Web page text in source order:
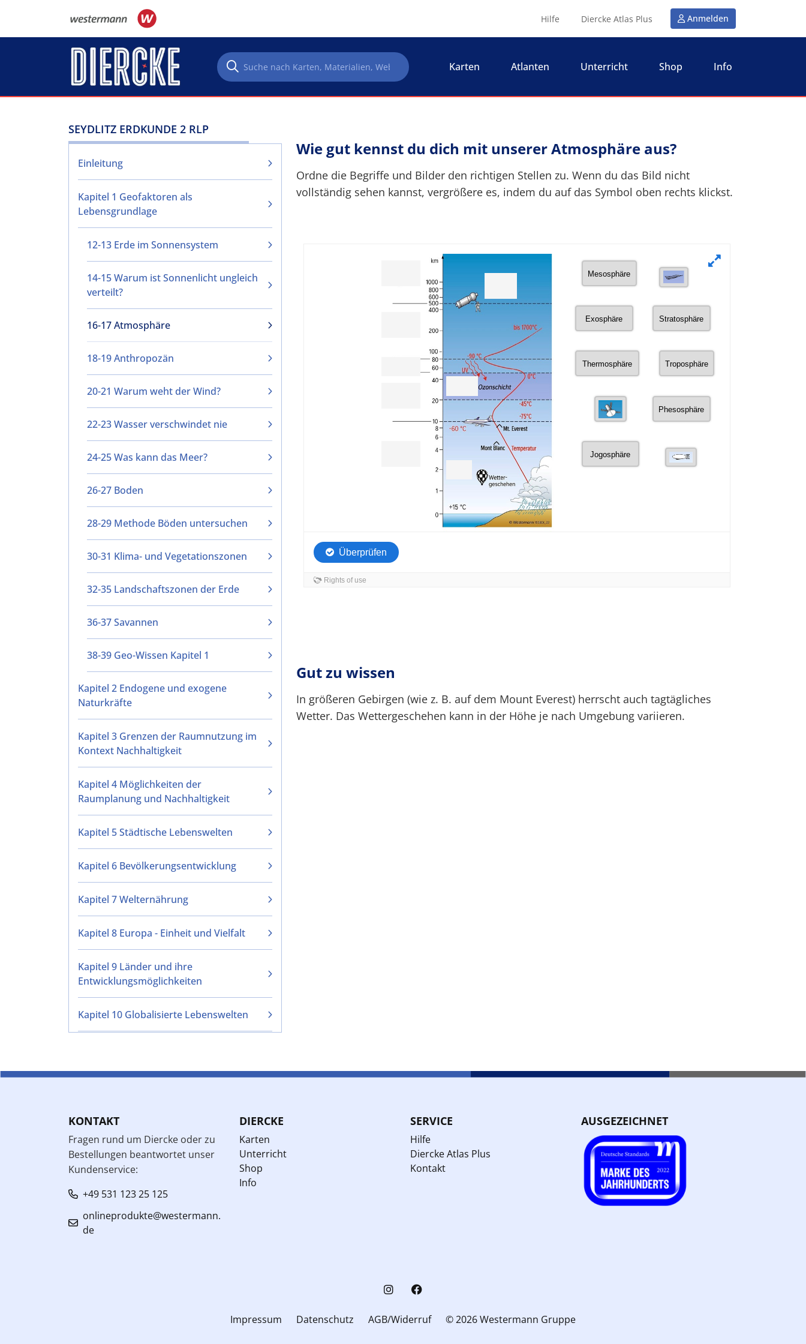
Hilfe Diercke Atlas Plus Anmelden
Karten Atlanten Unterricht Shop Info
SEYDLITZ ERDKUNDE 2 RLP
Einleitung
Kapitel 1 Geofaktoren als
Lebensgrundlage
12-13 Erde im Sonnensystem
14-15 Warum ist Sonnenlicht ungleich
verteilt?
16-17 Atmosphäre
18-19 Anthropozän
20-21 Warum weht der Wind?
22-23 Wasser verschwindet nie
24-25 Was kann das Meer?
26-27 Boden
28-29 Methode Böden untersuchen
30-31 Klima- und Vegetationszonen
32-35 Landschaftszonen der Erde
36-37 Savannen
38-39 Geo-Wissen Kapitel 1
Kapitel 2 Endogene und exogene
Naturkräfte
Kapitel 3 Grenzen der Raumnutzung im
Kontext Nachhaltigkeit
Kapitel 4 Möglichkeiten der
Raumplanung und Nachhaltigkeit
Kapitel 5 Städtische Lebenswelten
Kapitel 6 Bevölkerungsentwicklung
Kapitel 7 Welternährung
Kapitel 8 Europa - Einheit und Vielfalt
Kapitel 9 Länder und ihre
Entwicklungsmöglichkeiten
Kapitel 10 Globalisierte Lebenswelten
Wie gut kennst du dich mit unserer Atmosphäre aus?
Ordne die Begriffe und Bilder den richtigen Stellen zu. Wenn du das Bild nicht
vollständig sehen kannst, vergrößere es, indem du auf das Symbol oben rechts klickst.
Gut zu wissen
In größeren Gebirgen (wie z. B. auf dem Mount Everest) herrscht auch tagtägliches
Wetter. Das Wettergeschehen kann in der Höhe je nach Umgebung variieren.
KONTAKT
Fragen rund um Diercke oder zu
Bestellungen beantwortet unser
Kundenservice:
+49 531 123 25 125
onlineprodukte@westermann.
de
DIERCKE
Karten
Unterricht
Shop
Info
SERVICE
Hilfe
Diercke Atlas Plus
Kontakt
AUSGEZEICHNET
Impressum Datenschutz AGB/Widerruf © 2026 Westermann Gruppe